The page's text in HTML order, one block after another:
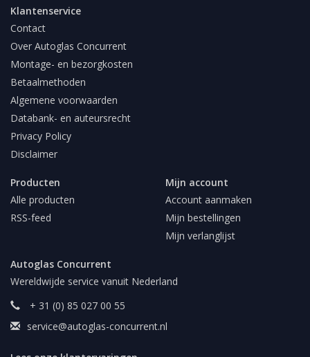
Klantenservice
Contact
Over Autoglas Concurrent
Montage- en bezorgkosten
Betaalmethoden
Algemene voorwaarden
Databank- en auteursrecht
Privacy Policy
Disclaimer
Producten
Alle producten
RSS-feed
Mijn account
Account aanmaken
Mijn bestellingen
Mijn verlanglijst
Autoglas Concurrent
Wereldwijde service vanuit Nederland
+ 31 (0) 85 027 00 55
service@autoglas-concurrent.nl